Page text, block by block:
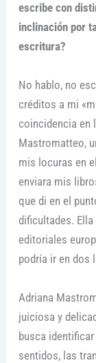
escribe con
inclinación por
escritura?
No hablo, no
créditos a mi
coincidencia en
Mastromatteo,
mis locuras en
enviara mis
que di en el
dificultades.
editoriales
podría ir en dos
Adriana
juiciosa y
busca
sentidos, las